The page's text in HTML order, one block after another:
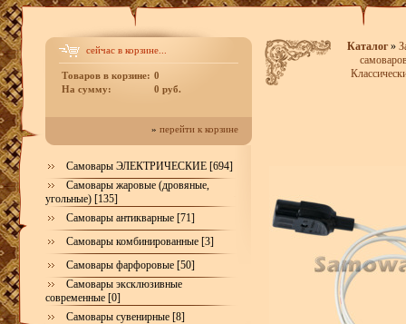
сейчас в корзине...
Товаров в корзине: 0
На сумму:
0 руб.
» перейти к корзине
Самовары ЭЛЕКТРИЧЕСКИЕ [694]
Самовары жаровые (дровяные,
угольные) [135]
Самовары антикварные [71]
Самовары комбинированные [3]
Самовары фарфоровые [50]
Самовары эксклюзивные
современные [0]
Самовары сувенирные [8]
Каталог»